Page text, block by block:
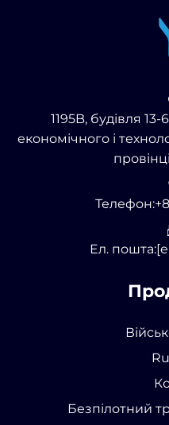
1195B, будівля
економічного і
Телефон:
Ел. пошта:
Безпілотний